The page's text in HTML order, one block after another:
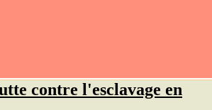
contre l'esclavage en